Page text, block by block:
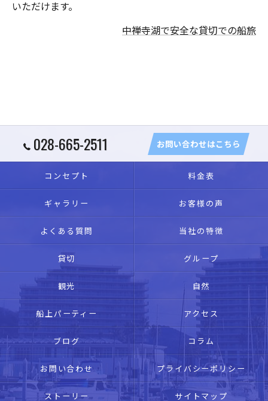
いただけます。
中禅寺湖で安全な貸切での船旅
028-665-2511 お問い合わせはこちら
コンセプト 料金表
ギャラリー お客様の声
よくある質問 当社の特徴
貸切 グループ
観光 自然
船上パーティー アクセス
ブログ コラム
お問い合わせ プライバシーポリシー
ストーリー サイトマップ